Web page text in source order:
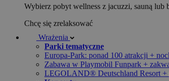
Wybierz pobyt wellness z jacuzzi, sauną lub
Chcę się zrelaksować
Wrażenia
Parki tematyczne
Europa-Park: ponad 100 atrakcji +
Zabawa w Playmobil Funpark +
LEGOLAND® Deutschland Resort +